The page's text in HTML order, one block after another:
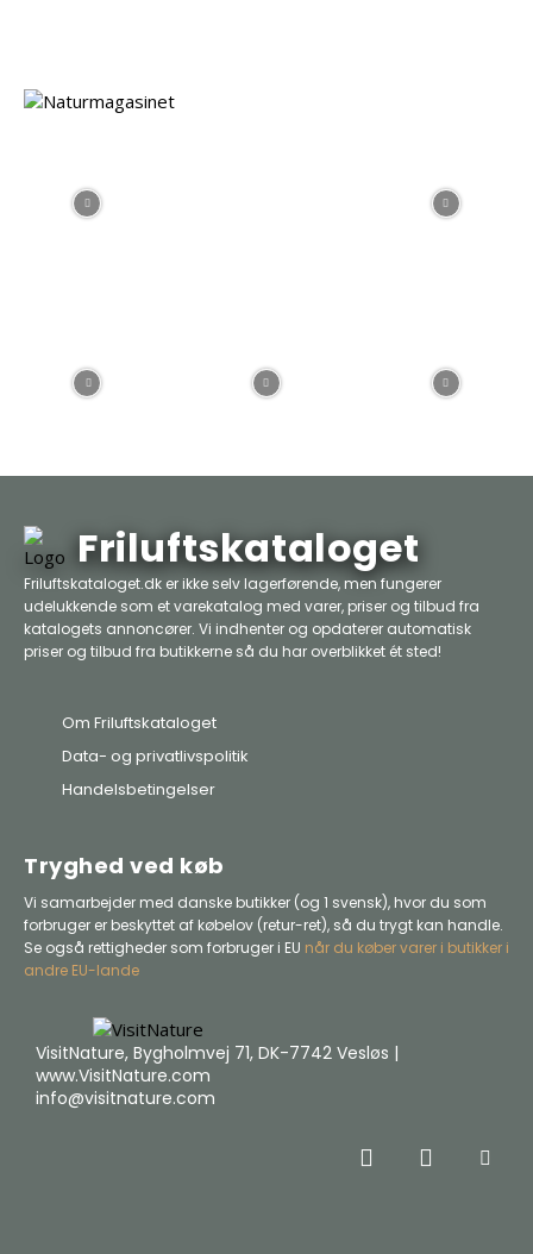
Friluftskataloget
Friluftskataloget.dk er ikke selv lagerførende, men fungerer
udelukkende som et varekatalog med varer, priser og tilbud fra
katalogets annoncører. Vi indhenter og opdaterer automatisk
priser og tilbud fra butikkerne så du har overblikket ét sted!
Om Friluftskataloget
Data- og privatlivspolitik
Handelsbetingelser
Tryghed ved køb
Vi samarbejder med danske butikker (og 1 svensk), hvor du som
forbruger er beskyttet af købelov (retur-ret), så du trygt kan handle.
Se også rettigheder som forbruger i EU når du køber varer i butikker i
andre EU-lande
VisitNature, Bygholmvej 71, DK-7742 Vesløs |
www.VisitNature.com
info@visitnature.com